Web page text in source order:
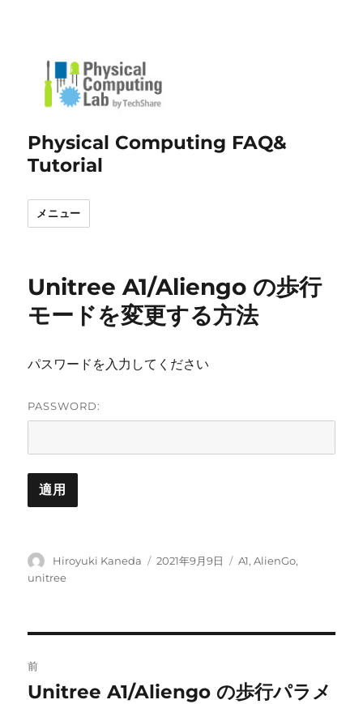
Physical Computing FAQ&
Tutorial
メニュー
Unitree A1/Aliengo の歩行
モードを変更する方法
パスワードを入力してください
PASSWORD:
投
稿
Hiroyuki Kaneda
投
2021年9月9日
カ
A1,AlienGo,
unitree
稿
前
前
Unitree A1/Aliengo の歩行パラメ